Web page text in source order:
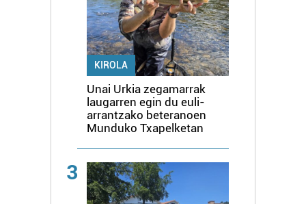
KIROLA
Unai Urkia zegamarrak
laugarren egin du euli-
arrantzako beteranoen
Munduko Txapelketan
3